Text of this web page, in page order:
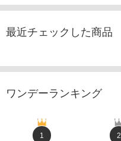
最近チェックした商品
ワンデーランキング
1 2